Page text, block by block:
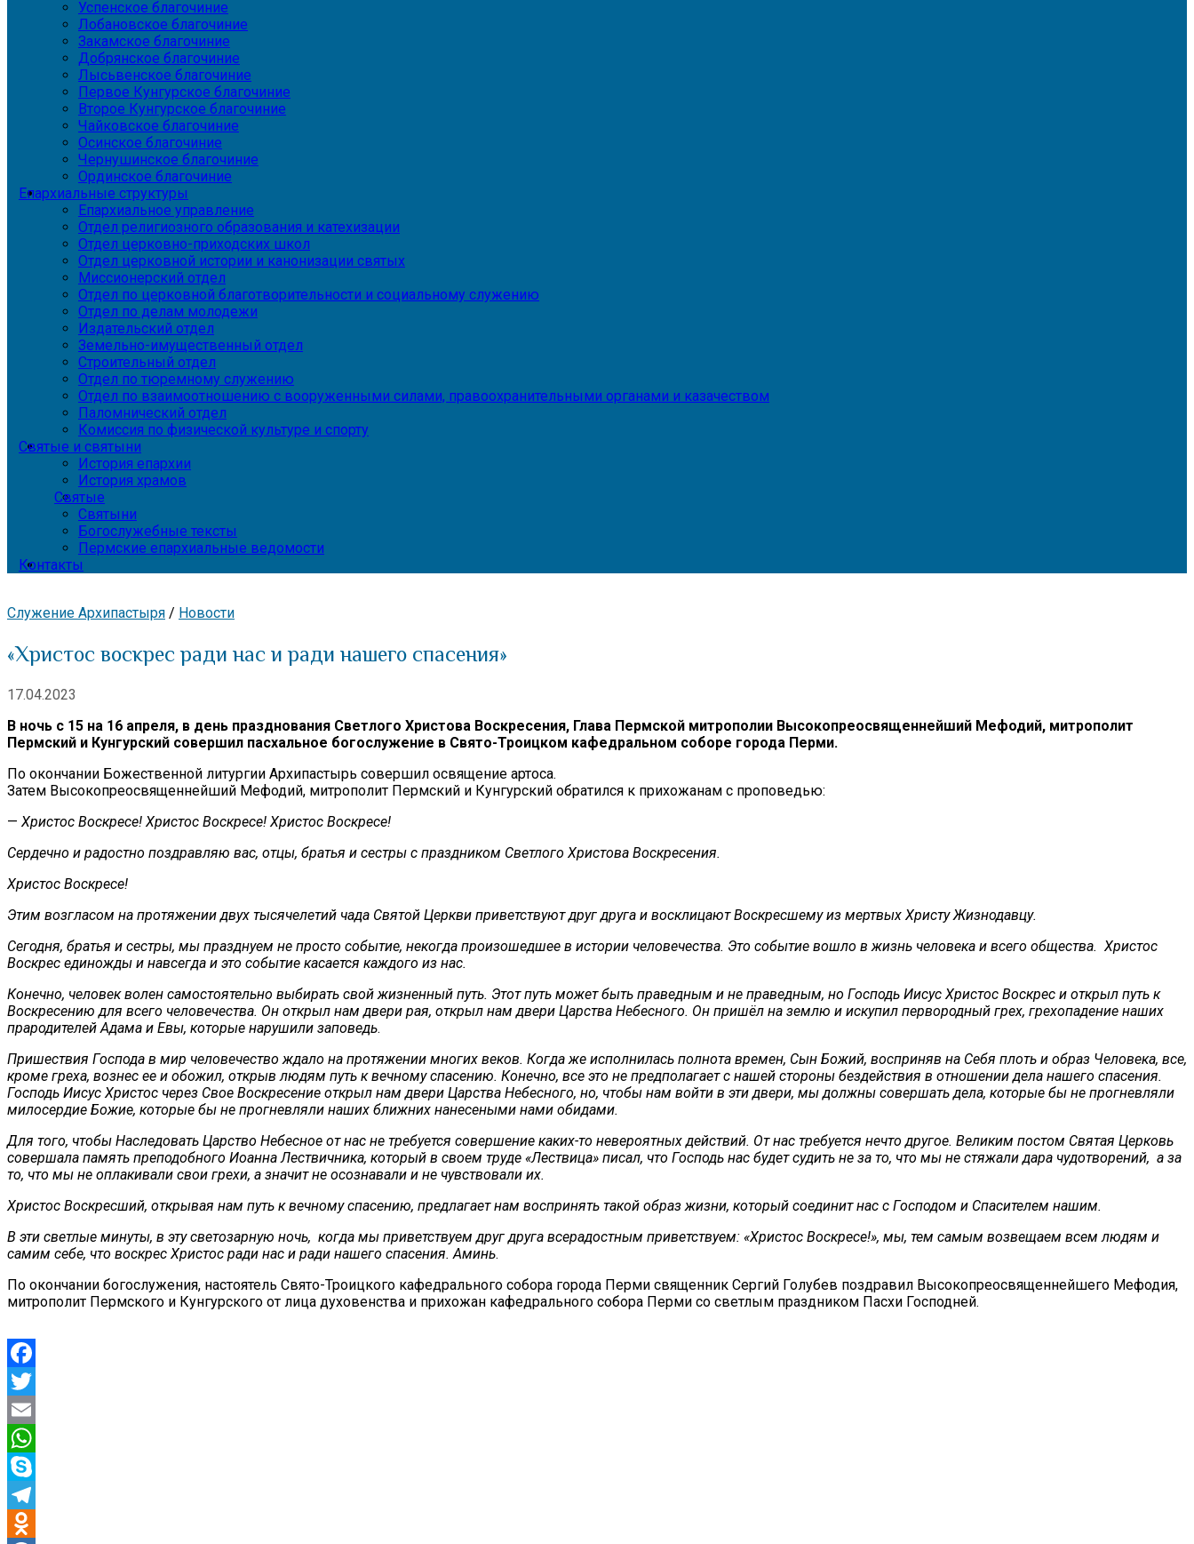
Успенское благочиние
Лобановское благочиние
Закамское благочиние
Добрянское благочиние
Лысьвенское благочиние
Первое Кунгурское благочиние
Второе Кунгурское благочиние
Чайковское благочиние
Осинское благочиние
Чернушинское благочиние
Ординское благочиние
Епархиальные структуры
Епархиальное управление
Отдел религиозного образования и катехизации
Отдел церковно-приходских школ
Отдел церковной истории и канонизации святых
Миссионерский отдел
Отдел по церковной благотворительности и социальному служению
Отдел по делам молодежи
Издательский отдел
Земельно-имущественный отдел
Строительный отдел
Отдел по тюремному служению
Отдел по взаимоотношению с вооруженными силами, правоохранительными органами и казачеством
Паломнический отдел
Комиссия по физической культуре и спорту
Святые и святыни
История епархии
История храмов
Святые
Святыни
Богослужебные тексты
Пермские епархиальные ведомости
Контакты
Служение Архипастыря / Новости
«Христос воскрес ради нас и ради нашего спасения»
17.04.2023
В ночь с 15 на 16 апреля, в день празднования Светлого Христова Воскресения, Глава Пермской митрополии Высокопреосвященнейший Мефодий, митрополит
Пермский и Кунгурский совершил пасхальное богослужение в Свято-Троицком кафедральном соборе города Перми.
По окончании Божественной литургии Архипастырь совершил освящение артоса.
Затем Высокопреосвященнейший Мефодий, митрополит Пермский и Кунгурский обратился к прихожанам с проповедью:
— Христос Воскресе! Христос Воскресе! Христос Воскресе!
Сердечно и радостно поздравляю вас, отцы, братья и сестры с праздником Светлого Христова Воскресения.
Христос Воскресе!
Этим возгласом на протяжении двух тысячелетий чада Святой Церкви приветствуют друг друга и восклицают Воскресшему из мертвых Христу Жизнодавцу.
Сегодня, братья и сестры, мы празднуем не просто событие, некогда произошедшее в истории человечества. Это событие вошло в жизнь человека и всего общества. Христос
Воскрес единожды и навсегда и это событие касается каждого из нас.
Конечно, человек волен самостоятельно выбирать свой жизненный путь. Этот путь может быть праведным и не праведным, но Господь Иисус Христос Воскрес и открыл путь к
Воскресению для всего человечества. Он открыл нам двери рая, открыл нам двери Царства Небесного. Он пришёл на землю и искупил первородный грех, грехопадение наших
прародителей Адама и Евы, которые нарушили заповедь.
Пришествия Господа в мир человечество ждало на протяжении многих веков. Когда же исполнилась полнота времен, Сын Божий, восприняв на Себя плоть и образ Человека, все,
кроме греха, вознес ее и обожил, открыв людям путь к вечному спасению. Конечно, все это не предполагает с нашей стороны бездействия в отношении дела нашего спасения.
Господь Иисус Христос через Свое Воскресение открыл нам двери Царства Небесного, но, чтобы нам войти в эти двери, мы должны совершать дела, которые бы не прогневляли
милосердие Божие, которые бы не прогневляли наших ближних нанесеными нами обидами.
Для того, чтобы Наследовать Царство Небесное от нас не требуется совершение каких-то невероятных действий. От нас требуется нечто другое. Великим постом Святая Церковь
совершала память преподобного Иоанна Лествичника, который в своем труде «Лествица» писал, что Господь нас будет судить не за то, что мы не стяжали дара чудотворений, а за
то, что мы не оплакивали свои грехи, а значит не осознавали и не чувствовали их.
Христос Воскресший, открывая нам путь к вечному спасению, предлагает нам воспринять такой образ жизни, который соединит нас с Господом и Спасителем нашим.
В эти светлые минуты, в эту светозарную ночь, когда мы приветствуем друг друга всерадостным приветствуем: «Христос Воскресе!», мы, тем самым возвещаем всем людям и
самим себе, что воскрес Христос ради нас и ради нашего спасения. Аминь.
По окончании богослужения, настоятель Свято-Троицкого кафедрального собора города Перми священник Сергий Голубев поздравил Высокопреосвященнейшего Мефодия,
митрополит Пермского и Кунгурского от лица духовенства и прихожан кафедрального собора Перми со светлым праздником Пасхи Господней.
Facebook
Twitter
Email
WhatsApp
Skype
Telegram